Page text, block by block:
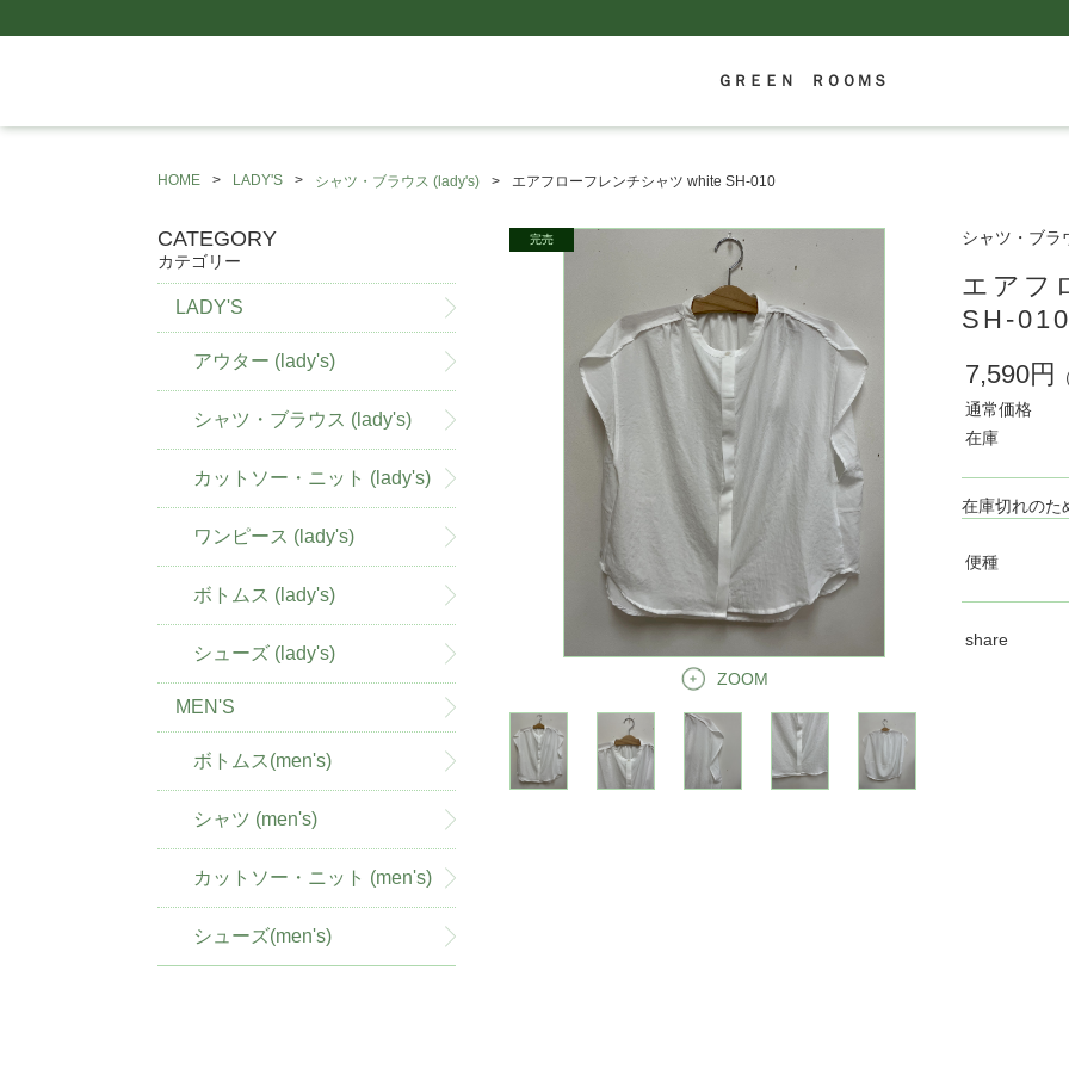
ＧＲＥＥＮ ＲＯＯＭＳ
HOME LADY'S シャツ・ブラウス (lady's) エアフローフレンチシャツ white SH-010
ZOOM
シャツ・ブラ
エアフ
SH-
7,590円
通常価格
在庫
在庫切れのた
便種
share
CATEGORY
カテゴリー
LADY'S
アウター (lady's)
シャツ・ブラウス (lady's)
カットソー・ニット (lady's)
ワンピース (lady's)
ボトムス (lady's)
シューズ (lady's)
MEN'S
ボトムス(men's)
シャツ (men's)
カットソー・ニット (men's)
シューズ(men's)